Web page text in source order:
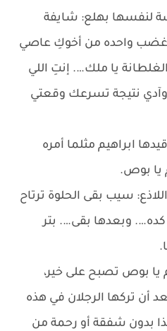
لنفسها بهلع: شايفة
غضب واحده من أخوكِ عاصي
يا ملك…. إنتِ اللي
نتيجة تسرعك وقعتي
ابراهيم مثلما أمره
يا بوص.
سيب بقى الحلوة ترتاح
وبعدها بقى…. بتر
يا بوص تصبح على خير،
أن تركها الرجلان في هذه
بدون شفقة أو رحمة من